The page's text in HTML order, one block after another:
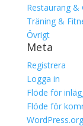
Restaurang &
Träning &
Övrigt
Meta
Registrera
Logga in
Flöde för
Flöde för
WordPress.org